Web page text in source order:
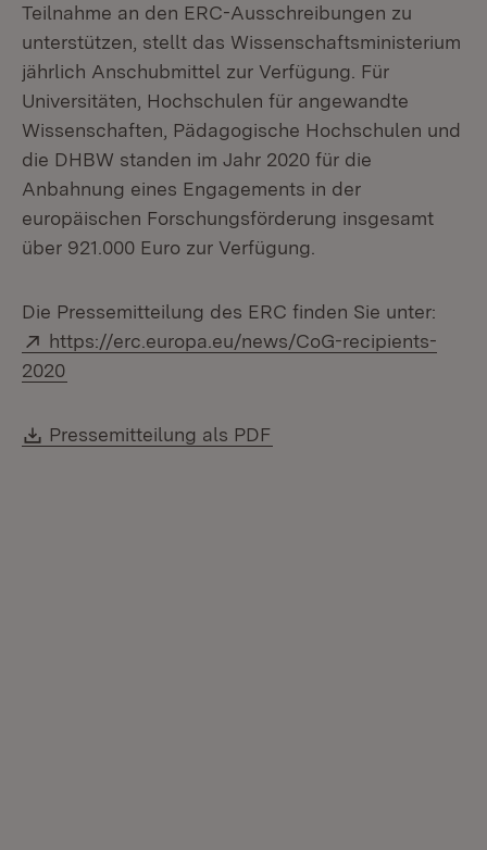
Teilnahme an den ERC-Ausschreibungen zu
unterstützen, stellt das Wissenschaftsministerium
jährlich Anschubmittel zur Verfügung. Für
Universitäten, Hochschulen für angewandte
Wissenschaften, Pädagogische Hochschulen und
die DHBW standen im Jahr 2020 für die
Anbahnung eines Engagements in der
europäischen Forschungsförderung insgesamt
über 921.000 Euro zur Verfügung.
Die Pressemitteilung des ERC finden Sie unter:
Extern:
https://erc.europa.eu/news/CoG-recipients-
2020
Download:
Pressemitteilung als PDF